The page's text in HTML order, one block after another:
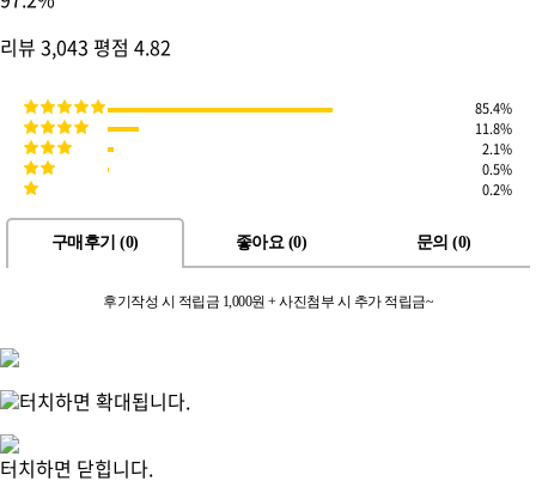
리뷰 3,043 평점 4.82
85.4%
11.8%
2.1%
0.5%
0.2%
구매후기 (0) 좋아요 (0) 문의 (0)
후기작성 시 적립금 1,000원 + 사진첨부 시 추가 적립금~
터치하면 확대됩니다.
터치하면 닫힙니다.